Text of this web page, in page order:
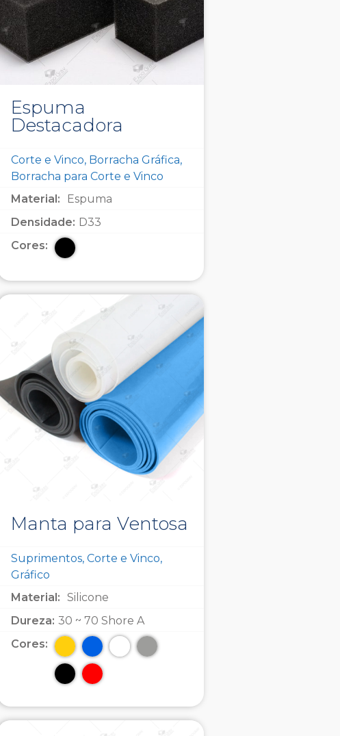
Espuma
Destacadora
Corte e Vinco, Borracha Gráfica,
Borracha para Corte e Vinco
Material:
Espuma
Densidade: D33
Cores:
Manta para Ventosa
Suprimentos, Corte e Vinco,
Gráfico
Material: Silicone
Dureza: 30 ~ 70 Shore A
Cores: